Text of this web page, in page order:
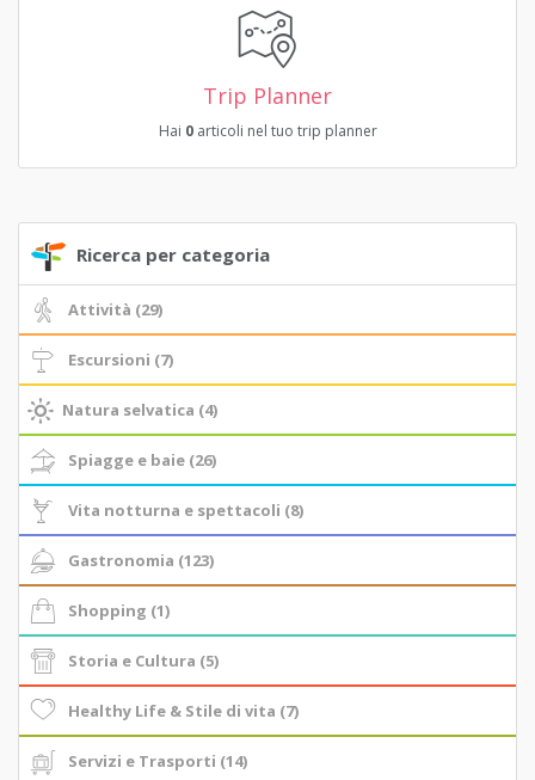
Trip Planner
Hai 0articoli nel tuo trip planner
Ricerca per categoria
Attività (29)
Escursioni (7)
Natura selvatica (4)
Spiagge e baie (26)
Vita notturna e spettacoli (8)
Gastronomia (123)
Shopping (1)
Storia e Cultura (5)
Healthy Life & Stile di vita (7)
Servizi e Trasporti (14)